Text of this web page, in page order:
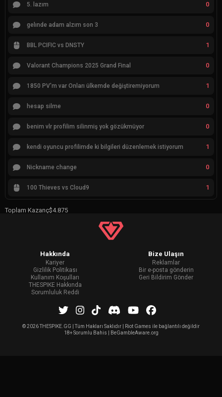
5. lazım 0
gelınde adam alzım son 3 0
BBL PCIFIC vs DNSTY 1
Valorant Champions 2025 Grand Final 0
1850 PV'm var Onları ülkemde değiştiremiyorum 1
hesap silme 0
benim vlr profilim silinmiş yok gözükmüyor 0
kendi oyuncu profilimde ki bilgileri düzenlemek istiyorum 1
Nickname change 0
100 Thieves vs Cloud9 1
Toplam Kazanç$4.875
Hakkında
Kariyer
Gizlilik Politikası
Kullanım Koşulları
THESPIKE Hakkında
Sorumluluk Reddi
Bize Ulaşın
Reklamlar
Bir e-posta gönderin
Geri Bildirim Gönder
©2026 THESPIKE.GG | Tüm Hakları Saklıdır | Riot Games ile bağlantılı değildir
18+ Sorumlu Bahis | BeGambleAware.org